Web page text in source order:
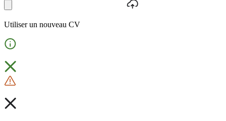
Utiliser un nouveau CV